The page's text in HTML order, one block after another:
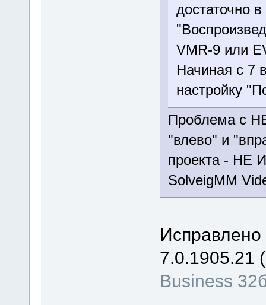
достаточно
VMR-9 или
Начиная с 7
настройку
Проблема с
"влево" и
проекта - НЕ
SolveigMM
Исправлено
7.0.1905.21 (
Business